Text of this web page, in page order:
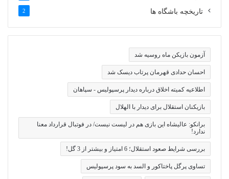
تاریخچه باشگاه ها 2
آزمون بازیکن ماه روسیه شد
احسان حدادی قهرمان پرتاب دیسک شد
اطلاعیه کمیته اخلاق درباره دیدار پرسپولیس - سپاهان
بازیکنان استقلال برای دیدار با الهلال
برانکو: عالیشاه این بازی هم در لیست نیست/ در فوتبال قرارداد معنا
ندارد!
بررسی شرایط صعود استقلال؛ 6 امتیاز و بیشتر از 3 گل!
تساوی پرگل پاختاکور و السد به سود پرسپولیس